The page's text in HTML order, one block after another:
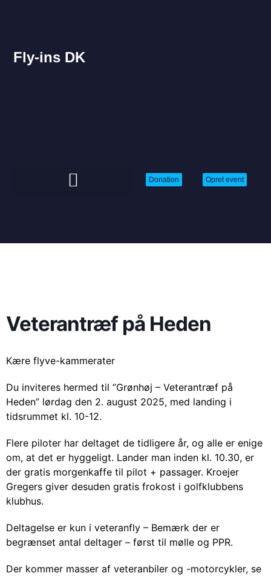
Fly-ins DK
Donation Opret event
Veterantræf på Heden
Kære flyve-kammerater
Du inviteres hermed til ”Grønhøj – Veterantræf på
Heden” lørdag den 2. august 2025, med landing i
tidsrummet kl. 10-12.
Flere piloter har deltaget de tidligere år, og alle er enige
om, at det er hyggeligt. Lander man inden kl. 10.30, er
der gratis morgenkaffe til pilot + passager. Kroejer
Gregers giver desuden gratis frokost i golfklubbens
klubhus.
Deltagelse er kun i veteranfly – Bemærk der er
begrænset antal deltager – først til mølle og PPR.
Der kommer masser af veteranbiler og -motorcykler, se